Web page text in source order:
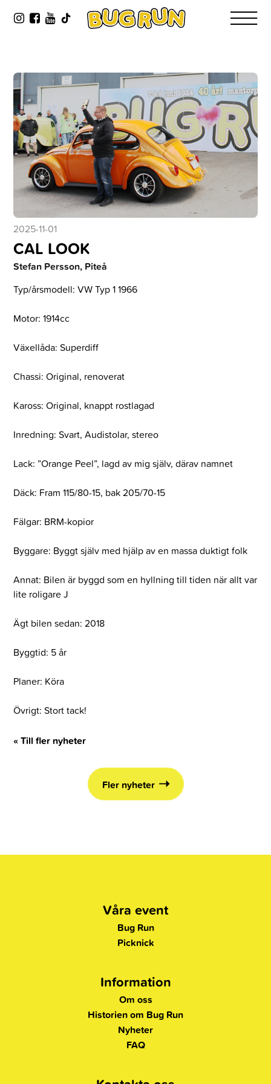
2025-11-01
CAL LOOK
Stefan Persson, Piteå
Typ/årsmodell: VW Typ 1 1966
Motor: 1914cc
Växellåda: Superdiff
Chassi: Original, renoverat
Kaross: Original, knappt rostlagad
Inredning: Svart, Audistolar, stereo
Lack: ”Orange Peel”, lagd av mig själv, därav namnet
Däck: Fram 115/80-15, bak 205/70-15
Fälgar: BRM-kopior
Byggare: Byggt själv med hjälp av en massa duktigt folk
Annat: Bilen är byggd som en hyllning till tiden när allt var
lite roligare J
Ägt bilen sedan: 2018
Byggtid: 5 år
Planer: Köra
Övrigt: Stort tack!
« Till fler nyheter
Fler nyheter
Våra event
Bug Run
Picknick
Information
Om oss
Historien om Bug Run
Nyheter
FAQ